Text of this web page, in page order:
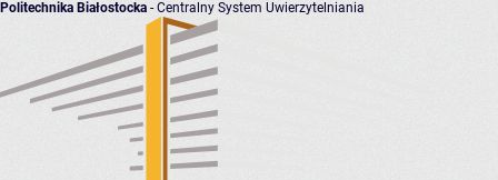
Politechnika Białostocka - Centralny System Uwierzytelniania